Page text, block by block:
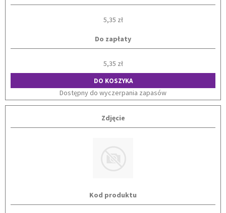
5,35 zł
Do zapłaty
5,35 zł
DO KOSZYKA
Dostępny do wyczerpania zapasów
Zdjęcie
Kod produktu